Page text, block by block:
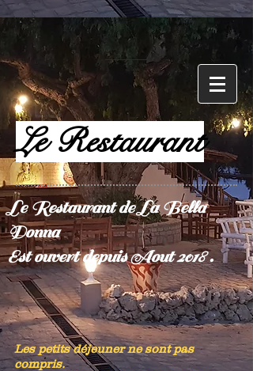
Le Restaurant
Le Restaurant de La Bella
Donna
Est ouvert depuis Aout 2018 .
Les petits déjeuner ne sont pas
compris.